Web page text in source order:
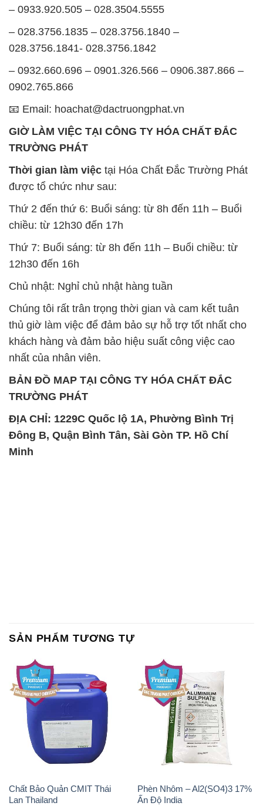
– 0933.920.505 – 028.3504.5555
– 028.3756.1835 – 028.3756.1840 –
028.3756.1841- 028.3756.1842
– 0932.660.696 – 0901.326.566 – 0906.387.866 –
0902.765.866
📧 Email: hoachat@dactruongphat.vn
GIỜ LÀM VIỆC TẠI CÔNG TY HÓA CHẤT ĐẮC
TRƯỜNG PHÁT
Thời gian làm việc tại Hóa Chất Đắc Trường Phát
được tổ chức như sau:
Thứ 2 đến thứ 6: Buổi sáng: từ 8h đến 11h – Buổi
chiều: từ 12h30 đến 17h
Thứ 7: Buổi sáng: từ 8h đến 11h – Buổi chiều: từ
12h30 đến 16h
Chủ nhật: Nghỉ chủ nhật hàng tuần
Chúng tôi rất trân trọng thời gian và cam kết tuân
thủ giờ làm việc để đảm bảo sự hỗ trợ tốt nhất cho
khách hàng và đảm bảo hiệu suất công việc cao
nhất của nhân viên.
BẢN ĐỒ MAP TẠI CÔNG TY HÓA CHẤT ĐẮC
TRƯỜNG PHÁT
ĐỊA CHỈ: 1229C Quốc lộ 1A, Phường Bình Trị
Đông B, Quận Bình Tân, Sài Gòn TP. Hồ Chí
Minh
SẢN PHẨM TƯƠNG TỰ
Chất Bảo Quản CMIT Thái
Lan Thailand
Phèn Nhôm – Al2(SO4)3 17%
Ấn Độ India